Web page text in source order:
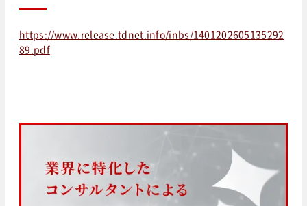
https://www.release.tdnet.info/inbs/1401202605135292
89.pdf